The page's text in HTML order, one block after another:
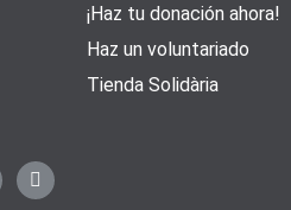
¡Haz tu donación ahora!
Haz un voluntariado
Tienda Solidària
L
i